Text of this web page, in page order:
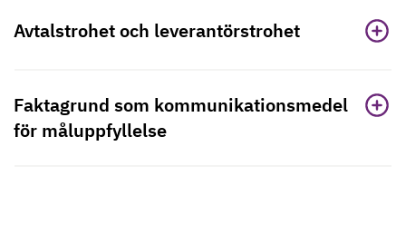
Avtalstrohet och leverantörstrohet
Faktagrund som kommunikationsmedel
för måluppfyllelse